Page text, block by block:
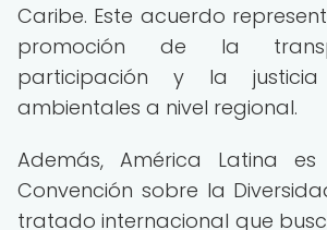
Caribe. Este acuerdo
promoción de la
participación y la
ambientales a nivel regional.
Además, América Latina
Convención sobre la
tratado internacional que